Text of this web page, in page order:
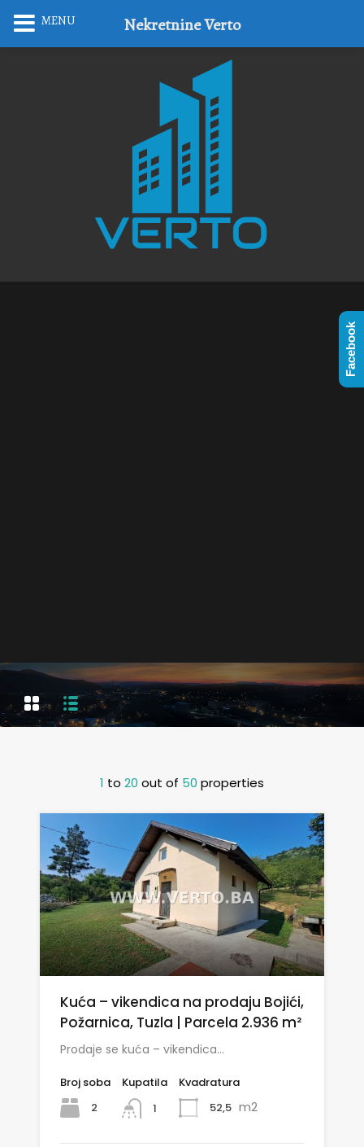
1 to 20 out of 50 properties
Kuća – vikendica na prodaju Bojići,
Požarnica, Tuzla | Parcela 2.936 m²
Prodaje se kuća – vikendica…
Broj soba
2
Kupatila
1
Kvadratura
52,5 m2
MENU Nekretnine Verto
Facebook